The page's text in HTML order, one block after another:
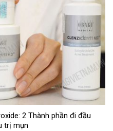
2 Thành phần đi đầu
trị mụn